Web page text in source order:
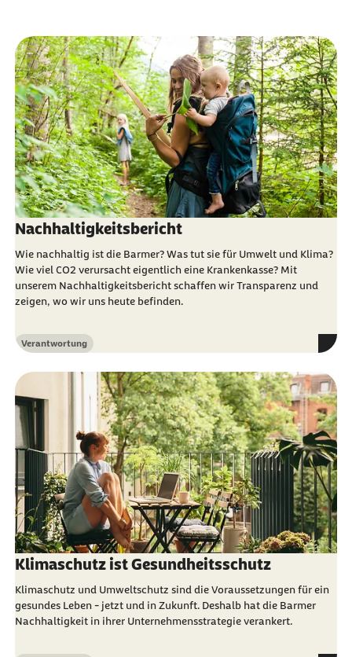
Nachhaltigkeitsbericht
Wie nachhaltig ist die Barmer? Was tut sie für Umwelt und Klima?
Wie viel CO2 verursacht eigentlich eine Krankenkasse? Mit
unserem Nachhaltigkeitsbericht schaffen wir Transparenz und
zeigen, wo wir uns heute befinden.
Kategorie
Verantwortung
Klimaschutz ist Gesundheitsschutz
Klimaschutz und Umweltschutz sind die Voraussetzungen für ein
gesundes Leben - jetzt und in Zukunft. Deshalb hat die Barmer
Nachhaltigkeit in ihrer Unternehmensstrategie verankert.